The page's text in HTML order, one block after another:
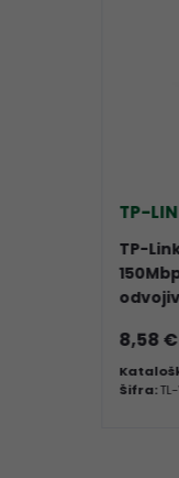
TP-
TP-
8,58 €
Šifra: